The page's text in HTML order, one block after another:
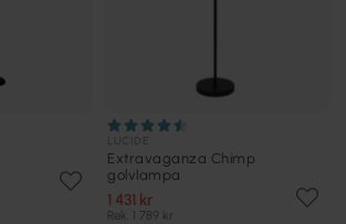
Extravaganza Chimp
golvlampa
1 431 kr
Rek. 1 789 kr